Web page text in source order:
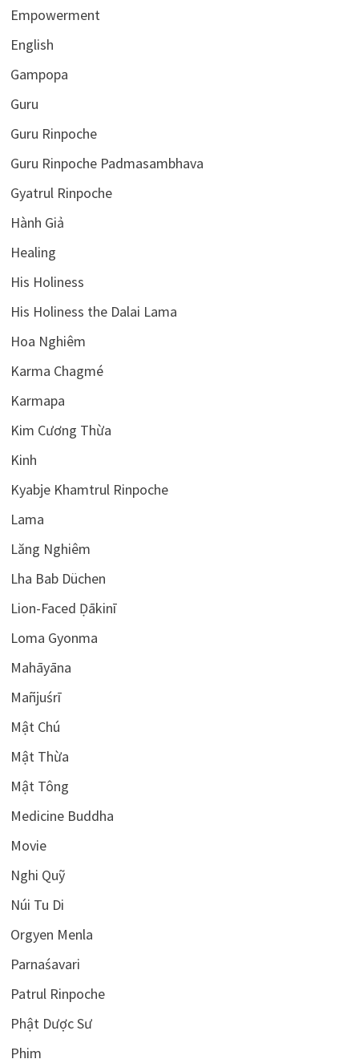
Empowerment
English
Gampopa
Guru
Guru Rinpoche
Guru Rinpoche Padmasambhava
Gyatrul Rinpoche
Hành Giả
Healing
His Holiness
His Holiness the Dalai Lama
Hoa Nghiêm
Karma Chagmé
Karmapa
Kim Cương Thừa
Kinh
Kyabje Khamtrul Rinpoche
Lama
Lăng Nghiêm
Lha Bab Düchen
Lion-Faced Ḍākinī
Loma Gyonma
Mahāyāna
Mañjuśrī
Mật Chú
Mật Thừa
Mật Tông
Medicine Buddha
Movie
Nghi Quỹ
Núi Tu Di
Orgyen Menla
Parnaśavari
Patrul Rinpoche
Phật Dược Sư
Phim